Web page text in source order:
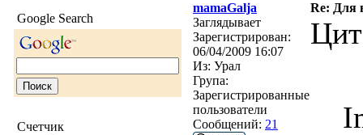
Google Search
Счетчик
mamaGalja
Re: Для
Заглядывает
Зарегистрирован:
06/04/2009 16:07
Из: Урал
Група:
Зарегистрированные
пользователи
Сообщений: 21